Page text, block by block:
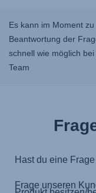
Es kann im Moment
Beantwortung der
schnell wie möglich
Team